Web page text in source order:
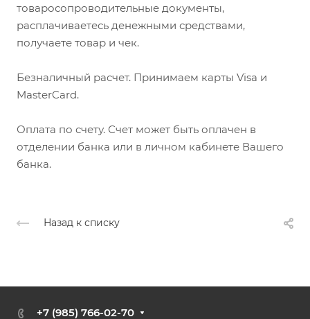
товаросопроводительные документы,
расплачиваетесь денежными средствами,
получаете товар и чек.
Безналичный расчет. Принимаем карты Visa и
MasterCard.
Оплата по счету. Счет может быть оплачен в
отделении банка или в личном кабинете Вашего
банка.
Назад к списку
+7 (985) 766-02-70